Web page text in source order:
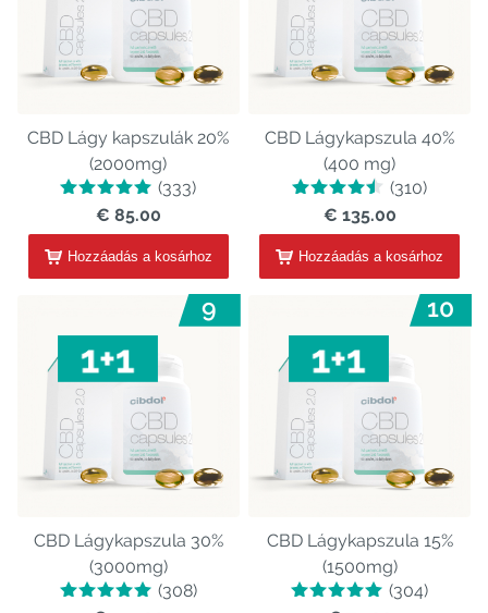
CBD Lágy kapszulák 20%
(2000mg)
(333)
€ 85.00
Hozzáadás a kosárhoz
CBD Lágykapszula 40%
(400 mg)
(310)
€ 135.00
Hozzáadás a kosárhoz
9
CBD Lágykapszula 30%
(3000mg)
(308)
10
CBD Lágykapszula 15%
(1500mg)
(304)